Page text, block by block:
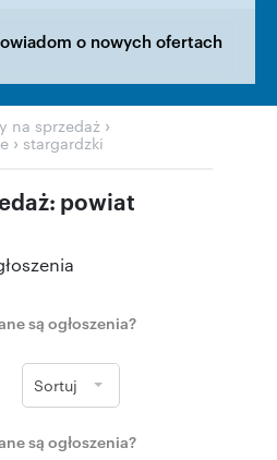
o nowych ofertach
na sprzedaż ›
› stargardzki
powiat
są ogłoszenia?
Sortuj
są ogłoszenia?